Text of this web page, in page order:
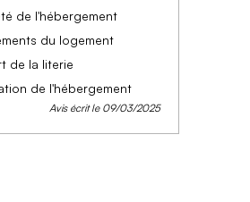
de l'hébergement
du logement
de la literie
de l'hébergement
Avis écrit le 09/03/2025